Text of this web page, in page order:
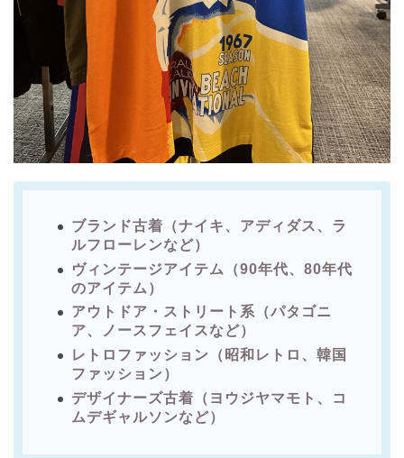
ブランド古着（ナイキ、アディダス、ラ
ルフローレンなど）
ヴィンテージアイテム（90年代、80年代
のアイテム）
アウトドア・ストリート系（パタゴニ
ア、ノースフェイスなど）
レトロファッション（昭和レトロ、韓国
ファッション）
デザイナーズ古着（ヨウジヤマモト、コ
ムデギャルソンなど）